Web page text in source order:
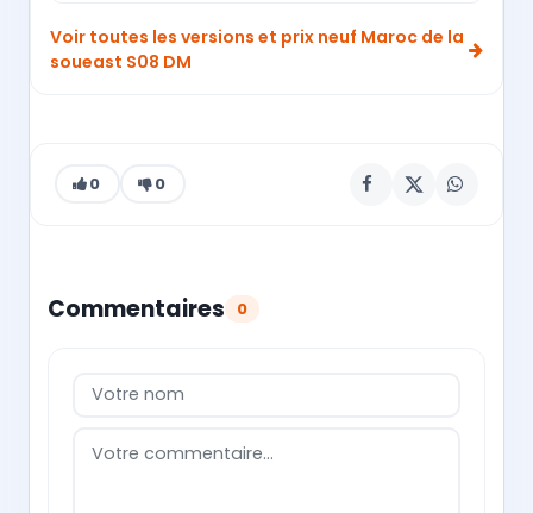
Voir toutes les versions et prix neuf Maroc de la
soueast S08 DM
0 0
Commentaires 0